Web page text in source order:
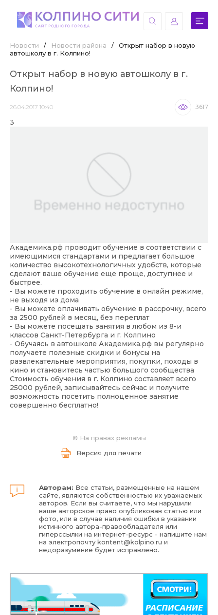
Новости / Новости района /
Открыт набор в новую
автошколу в г. Колпино!
Открыт набор в новую автошколу в г.
Колпино!
26.04.2017 10:40 3617
3
Академика.рф проводит обучение в соответствии с
имеющимися стандартами и предлагает большое
количество высокотехнологичных удобств, которые
сделают ваше обучение еще проще, доступнее и
быстрее.
- Вы можете проходить обучение в онлайн режиме,
не выходя из дома
- Вы можете оплачивать обучение в рассрочку, всего
за 2500 рублей в месяц, без переплат
- Вы можете посещать занятия в любом из 8-и
классов Санкт-Петербурга и г. Колпино
- Обучаясь в автошколе Академика.рф вы регулярно
получаете полезные скидки и бонусы на
развлекательные мероприятия, покупки, походы в
кино и становитесь частью большого сообщества
Стоимость обучения в г. Колпино составляет всего
25000 рублей, записывайтесь сейчас и получите
возможность посетить полноценное занятие
совершенно бесплатно!
© На правах рекламы
Версия для печати
Авторам: Все статьи, размещенные на нашем
сайте, являются собственностью их уважаемых
авторов. Если вы считаете, что мы нарушили
ваше авторское право опубликовав статью или
фото, или в случае наличия ошибки в указании
истинного автора-правообладателя или
гиперссылки на интернет-ресурс - напишите нам
на электропочтуkontent@kolpino.ru и
недоразумение будет исправлено.